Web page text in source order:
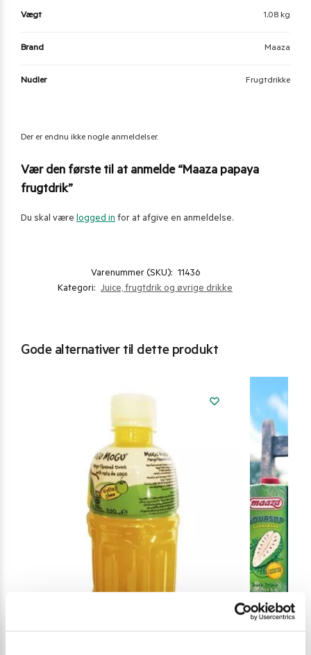
Vægt 1,08 kg
Brand Maaza
Nudler Frugtdrikke
Der er endnu ikke nogle anmeldelser.
Vær den første til at anmelde “Maaza papaya
frugtdrik”
Du skal være logged in for at afgive en anmeldelse.
Varenummer (SKU): 11436
Kategori: Juice, frugtdrik og øvrige drikke
Gode alternativer til dette produkt